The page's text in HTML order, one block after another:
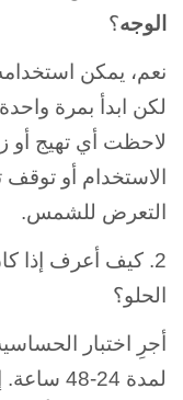
الوجه؟
نعم، يمكن
لكن ابدأ بمرة
لاحظت أي تهيج أو
الاستخدام أو توقف
التعرض للشمس.
2. كيف أعرف إذا
الحلو؟
أجرِ اختبار
لمدة 24-